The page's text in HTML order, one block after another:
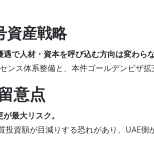
資産戦略
で人材・資本を呼び込む方向は変わらな
ンス体系整備と、本件ゴールデンビザ拡
意点
最大リスク。
投資額が目減りする恐れがあり、UAE側